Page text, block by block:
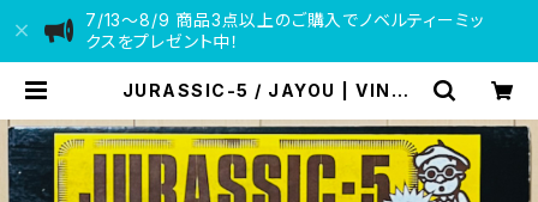
7/13〜8/9 商品3点以上のご購入でノベルティーミッ
クスをプレゼント中！
JURASSIC-5 / JAYOU | VINYL